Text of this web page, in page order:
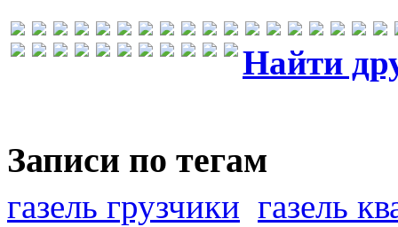
Найти
Записи по тегам
газель грузчики газель